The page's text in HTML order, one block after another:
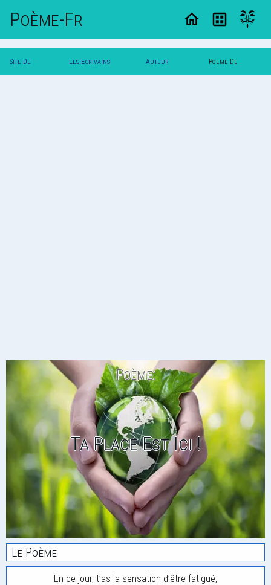
Poème-Fr
Site De Les Ecrivains Auteur Poeme De
Poème:
Ta Place Est Ici !
Le Poème
En ce jour, t’as la sensation d’être fatigué,